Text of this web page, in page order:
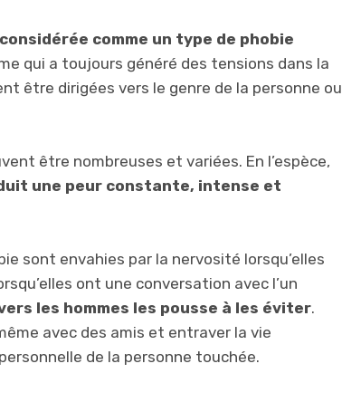
comme un type de phobie
qui a toujours généré des tensions dans la
être dirigées vers le genre de la personne ou
être nombreuses et variées. En l’espèce,
une peur constante, intense et
sont envahies par la nervosité lorsqu’elles
ont une conversation avec l’un
les hommes les pousse à les éviter.
avec des amis et entraver la vie
de la personne touchée.